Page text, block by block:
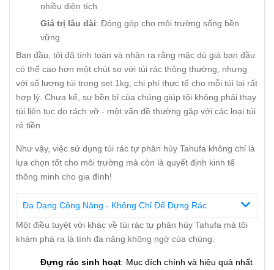
nhiều diện tích
Giá trị lâu dài: Đóng góp cho môi trường sống bền
vững
Ban đầu, tôi đã tính toán và nhận ra rằng mặc dù giá ban đầu
có thể cao hơn một chút so với túi rác thông thường, nhưng
với số lượng túi trong set 1kg, chi phí thực tế cho mỗi túi lại rất
hợp lý. Chưa kể, sự bền bỉ của chúng giúp tôi không phải thay
túi liên tục do rách vỡ - một vấn đề thường gặp với các loại túi
rẻ tiền.
Như vậy, việc sử dụng túi rác tự phân hủy Tahufa không chỉ là
lựa chọn tốt cho môi trường mà còn là quyết định kinh tế
thông minh cho gia đình!
Đa Dạng Công Năng - Không Chỉ Để Đựng Rác
Một điều tuyệt vời khác về túi rác tự phân hủy Tahufa mà tôi
khám phá ra là tính đa năng không ngờ của chúng:
Đựng rác sinh hoạt: Mục đích chính và hiệu quả nhất